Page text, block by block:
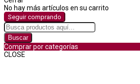
No hay más artículos en su carrito
Seguir comprando
Buscar
Comprar por categorías
CLOSE